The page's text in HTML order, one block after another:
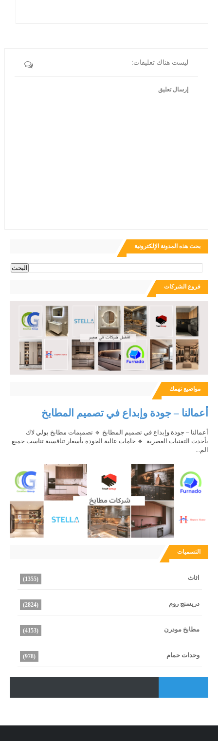
ليست هناك تعليقات:
إرسال تعليق
بحث هذه المدونة الإلكترونية
فروع الشركات
مواضيع تهمك
أعمالنا – جودة وإبداع في تصميم المطابخ
أعمالنا – جودة وإبداع في تصميم المطابخ 🔹 تصميمات مطابخ بولي لاك
بأحدث التقنيات العصرية. 🔹 خامات عالية الجودة بأسعار تنافسية تناسب جميع
الم...
التسميات
اثاث (1355)
دريسنج روم (2824)
مطابخ مودرن (4153)
وحدات حمام (978)